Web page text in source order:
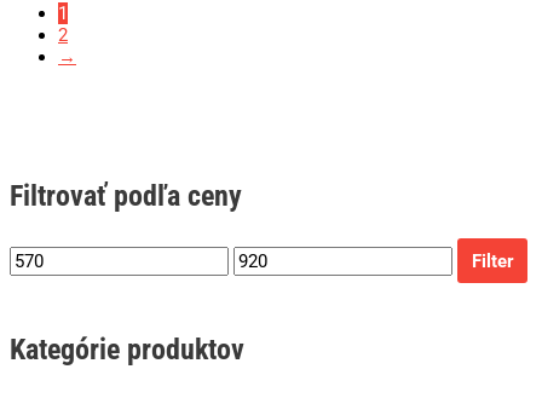
Filtrovať podľa ceny
Filter
Kategórie produktov
1
2
→